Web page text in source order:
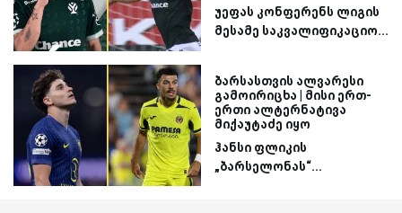
უეფას კონფერენს ლიგის
მესამე საკვალიფიკაციო...
ბარსასთვის ალვარესი
გამოირიცხა | მისი ერთ-
ერთი ალტერნატივა
მიქაუტაძე იყო
ჰანსი ფლიკის
„ბარსელონას“...